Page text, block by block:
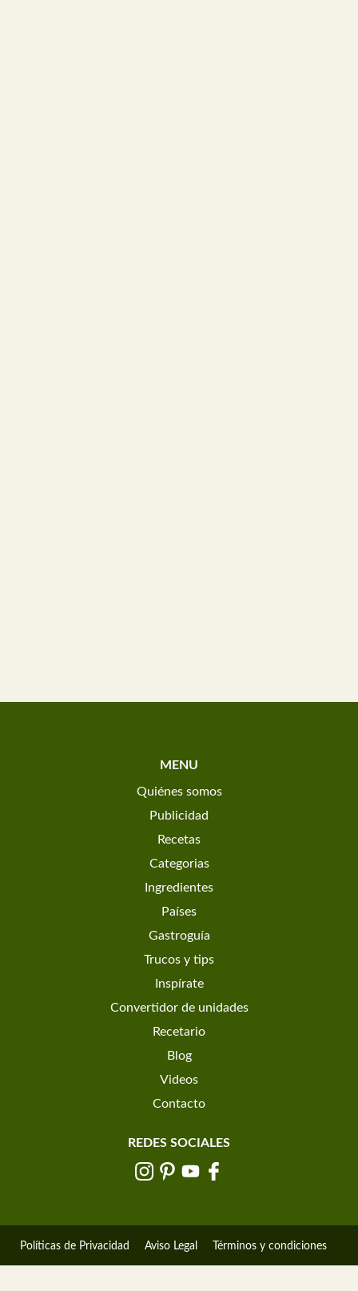
MENU
Quiénes somos
Publicidad
Recetas
Categorias
Ingredientes
Países
Gastroguía
Trucos y tips
Inspírate
Convertidor de unidades
Recetario
Blog
Videos
Contacto
REDES SOCIALES
Políticas de Privacidad Aviso Legal Términos y condiciones